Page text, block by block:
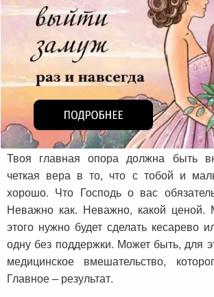
Твоя главная опора должна быть
четкая вера в то, что с тобой и
хорошо. Что Господь о вас
Неважно как. Неважно, какой ценой.
этого нужно будет сделать кесарево
одну без поддержки. Может быть, для
медицинское вмешательство,
Главное – результат.